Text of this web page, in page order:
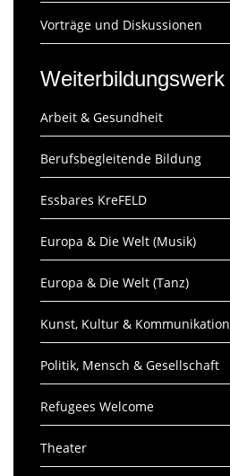
Vorträge und Diskussionen
Weiterbildungswerk
Arbeit & Gesundheit
Berufsbegleitende Bildung
Essbares KreFELD
Europa & Die Welt (Musik)
Europa & Die Welt (Tanz)
Kunst, Kultur & Kommunikation
Politik, Mensch & Gesellschaft
Refugees Welcome
Theater